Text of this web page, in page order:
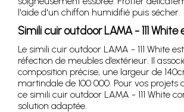
l'aide d'un chiffon humidifié puis sécher.
Simili cuir outdoor LAMA - 111
Le simili cuir outdoor LAMA - 111 White
réfection de meubles d’extérieur. Il
composition précise, une largeur de
martindale de 100 000. Pour vos projets
ce simili cuir outdoor LAMA - 111 White
solution adaptée.